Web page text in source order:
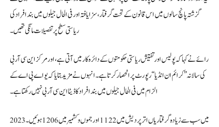
گزشتہ پانچ سالوں میں اس قانون کے تحت گرفتار، سزا یافتہ اور فی الحال جیلوں میں بند افراد کی
ریاستی سطح پر تفصیلات مانگی تھیں۔
رائے نے کہا کہ پولیس اور تفتیش ریاستی حکومتوں کے دائرہ کار میں آتی ہے، اور مرکز این سی آر بی
کی سالانہ ’’کرائم ان انڈیا‘‘ رپورٹ پر انحصار کرتا ہے۔ انہوں نے مزید بتایا کہ یو اے پی اے کے
الزام میں فی الحال جیلوں میں بند افراد کا ڈیٹا این سی آر بی نہیں رکھتا ہے۔
2023 میں سب سے زیادہ گرفتاریاں اتر پردیش میں1122اور جموں و کشمیر میں1206ہوئیں۔